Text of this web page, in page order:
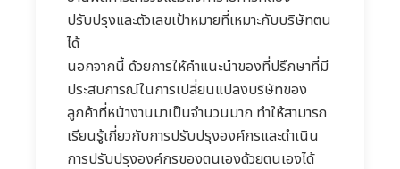
ปรับปรุงและตัวเลขเป้าหมายที่เหมาะกับบริษัทตน
ได้
นอกจากนี้ ด้วยการให้คำแนะนำของที่ปรึกษาที่มี
ประสบการณ์ในการเปลี่ยนแปลงบริษัทของ
ลูกค้าที่หน้างานมาเป็นจำนวนมาก ทำให้สามารถ
เรียนรู้เกี่ยวกับการปรับปรุงองค์กรและดำเนิน
การปรับปรุงองค์กรของตนเองด้วยตนเองได้